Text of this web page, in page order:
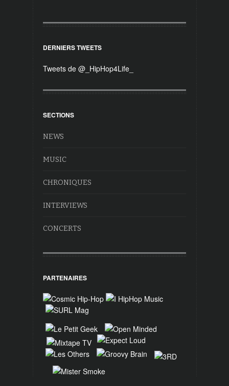
DERNIERS TWEETS
Tweets de @_HipHop4Life_
SECTIONS
NEWS
MUSIC
CHRONIQUES
INTERVIEWS
CONCERTS
PARTENAIRES